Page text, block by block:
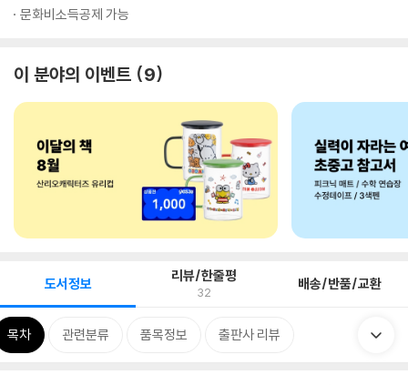
문화비소득공제 가능
이 분야의 이벤트 9
도서정보 리뷰/한줄평
32 배송/반품/교환
목차 관련분류 품목정보 출판사 리뷰